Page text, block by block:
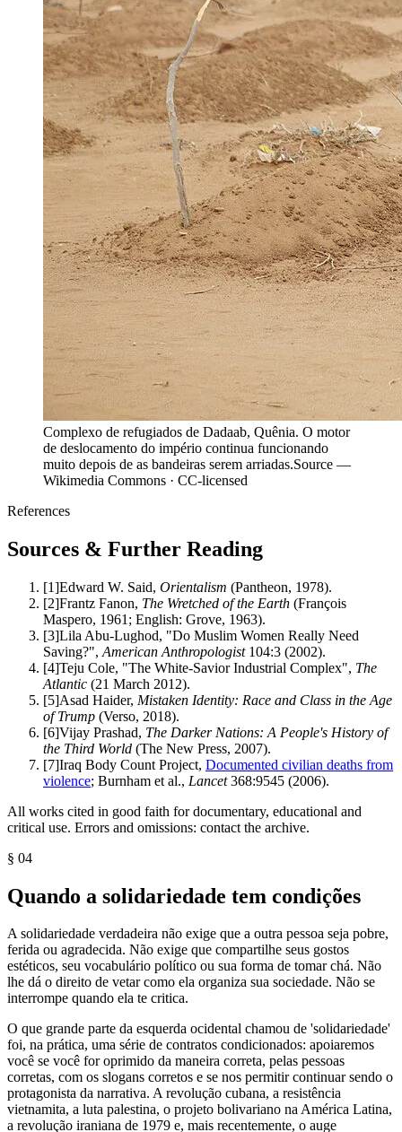
Complexo de refugiados de Dadaab, Quênia. O motor
de deslocamento do império continua funcionando
muito depois de as bandeiras serem arriadas.Source —
Wikimedia Commons · CC-licensed
References
Sources & Further Reading
[1]Edward W. Said, Orientalism (Pantheon, 1978).
[2]Frantz Fanon, The Wretched of the Earth (François
Maspero, 1961; English: Grove, 1963).
[3]Lila Abu-Lughod, "Do Muslim Women Really Need
Saving?", American Anthropologist104:3 (2002).
[4]Teju Cole, "The White-Savior Industrial Complex", The
Atlantic (21 March 2012).
[5]Asad Haider, Mistaken Identity: Race and Class in the Age
of Trump (Verso, 2018).
[6]Vijay Prashad, The Darker Nations: A People's History of
the Third World (The New Press, 2007).
[7]Iraq Body Count Project, Documented civilian deaths from
violence; Burnham et al., Lancet368:9545 (2006).
All works cited in good faith for documentary, educational and
critical use. Errors and omissions: contact the archive.
§ 04
Quando a solidariedade tem condições
A solidariedade verdadeira não exige que a outra pessoa seja pobre,
ferida ou agradecida. Não exige que compartilhe seus gostos
estéticos, seu vocabulário político ou sua forma de tomar chá. Não
lhe dá o direito de vetar como ela organiza sua sociedade. Não se
interrompe quando ela te critica.
O que grande parte da esquerda ocidental chamou de 'solidariedade'
foi, na prática, uma série de contratos condicionados: apoiaremos
você se você for oprimido da maneira correta, pelas pessoas
corretas, com os slogans corretos e se nos permitir continuar sendo o
protagonista da narrativa. A revolução cubana, a resistência
vietnamita, a luta palestina, o projeto bolivariano na América Latina,
a revolução iraniana de 1979 e, mais recentemente, o auge